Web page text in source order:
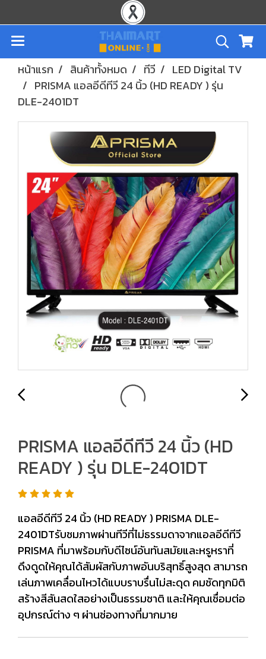
หน้าแรก สินค้าทั้งหมด ทีวี
LED Digital TV
PRISMA แอลอีดีทีวี 24 นิ้ว (HD READY ) รุ่น
DLE-2401DT
PRISMA แอลอีดีทีวี 24 นิ้ว (HD
READY ) รุ่น DLE-2401DT
แอลอีดีทีวี 24 นิ้ว (HD READY ) PRISMA DLE-
2401DTรับชมภาพผ่านทีวีที่ไม่ธรรมดาจากแอลอีดีทีวี
PRISMA ที่มาพร้อมกับดีไซน์อันทันสมัยและหรูหราที่
ดึงดูดให้คุณได้สัมผัสกับภาพอันบริสุทธิ์สูงสุด สามารถ
เล่นภาพเคลื่อนไหวได้แบบราบรื่นไม่สะดุด คมชัดทุกมิติ
สร้างสีสันสดใสอย่างเป็นธรรมชาติ และให้คุณเชื่อมต่อ
อุปกรณ์ต่าง ๆ ผ่านช่องทางที่มากมาย